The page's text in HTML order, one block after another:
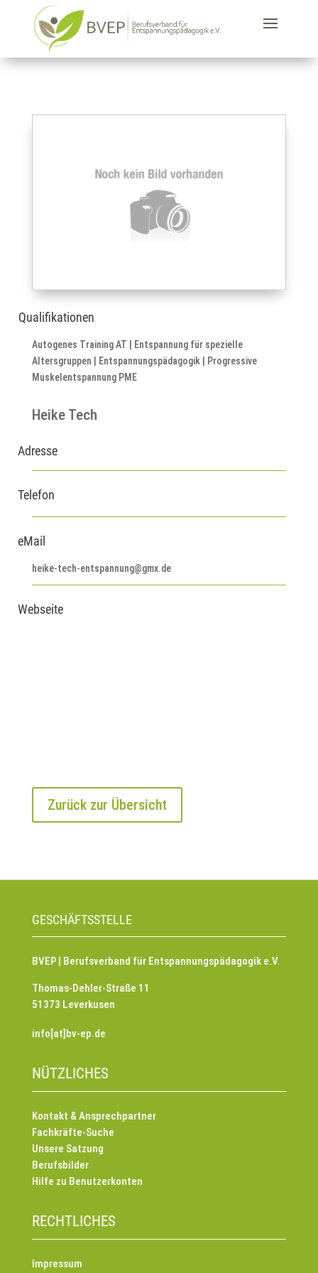
Qualifikationen
Autogenes Training AT | Entspannung für spezielle
Altersgruppen | Entspannungspädagogik | Progressive
Muskelentspannung PME
Heike Tech
Adresse
Telefon
eMail
heike-tech-entspannung@gmx.de
Webseite
Zurück zur Übersicht
GESCHÄFTSSTELLE
BVEP | Berufsverband für Entspannungspädagogik e.V.
Thomas-Dehler-Straße 11
51373 Leverkusen
info[at]bv-ep.de
NÜTZLICHES
Kontakt & Ansprechpartner
Fachkräfte-Suche
Unsere Satzung
Berufsbilder
Hilfe zu Benutzerkonten
RECHTLICHES
Impressum